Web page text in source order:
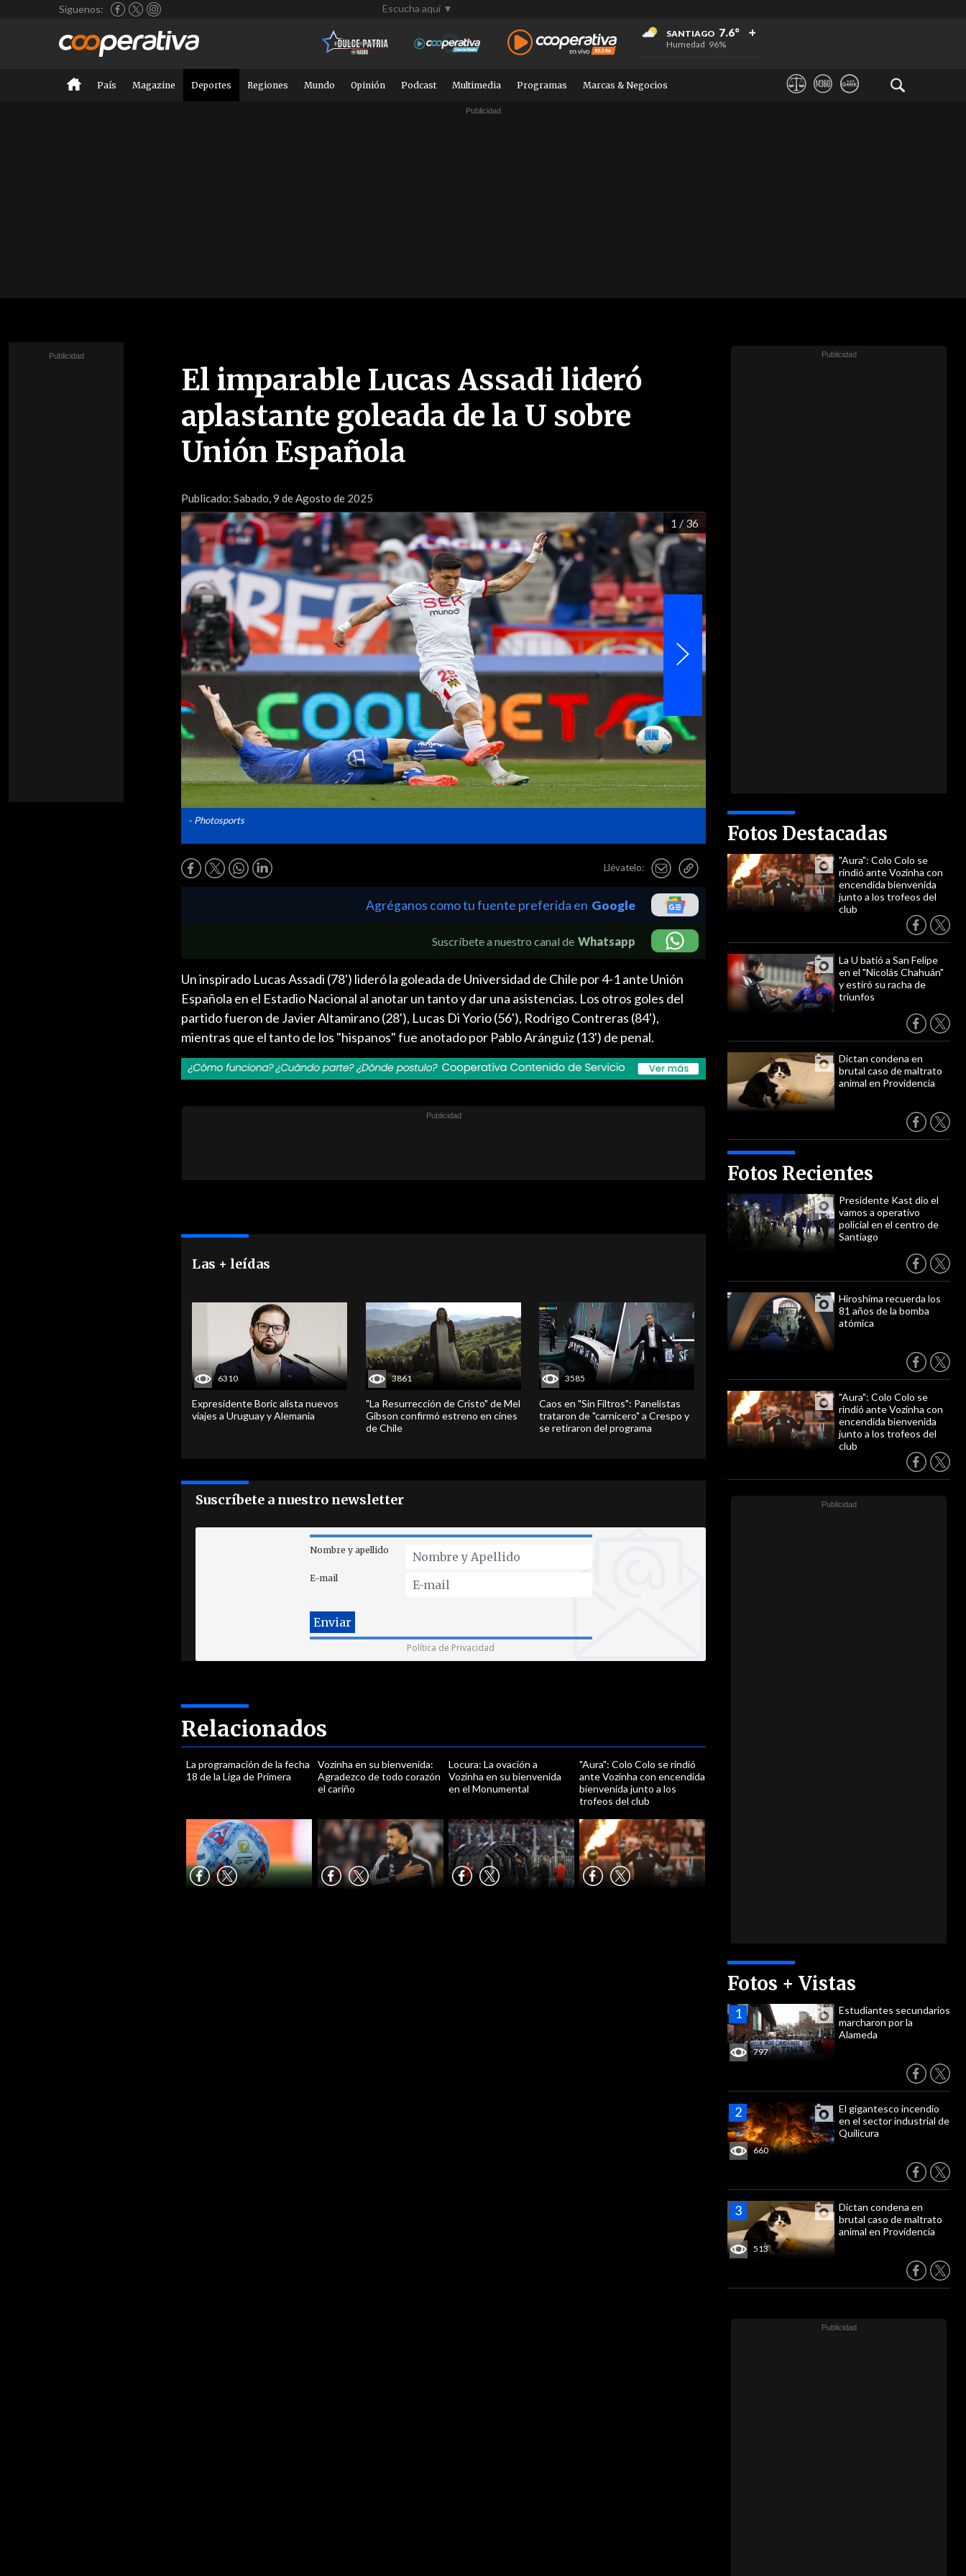
Síguenos: Escucha aquí ▼
SANTIAGO 7.6°
Humedad 96%
+
+
+
País Magazine Deportes Regiones Mundo Opinión Podcast Multimedia Programas Marcas & Negocios
El imparable Lucas Assadi lideró
aplastante goleada de la U sobre
Unión Española
Publicado: Sabado, 9 de Agosto de 2025
1 / 36
- Photosports
Llévatelo:
Fotos Destacadas
"Aura": Colo Colo se
rindió ante Vozinha con
encendida bienvenida
junto a los trofeos del
club
La U batió a San Felipe
en el "Nicolás Chahuán"
y estiró su racha de
triunfos
Dictan condena en
brutal caso de maltrato
animal en Providencia
Fotos Recientes
Presidente Kast dio el
vamos a operativo
policial en el centro de
Santiago
Hiroshima recuerda los
81 años de la bomba
atómica
"Aura": Colo Colo se
rindió ante Vozinha con
encendida bienvenida
junto a los trofeos del
club
Fotos + Vistas
797
Estudiantes secundarios
marcharon por la
Alameda
660
El gigantesco incendio
en el sector industrial de
Quilicura
513
Dictan condena en
brutal caso de maltrato
animal en Providencia
Agréganos como tu fuente preferida en Google
Suscríbete a nuestro canal de Whatsapp
Un inspirado Lucas Assadi (78') lideró la goleada de Universidad de Chile por 4-1 ante Unión
Española en el Estadio Nacional al anotar un tanto y dar una asistencias. Los otros goles del
partido fueron de Javier Altamirano (28'), Lucas Di Yorio (56'), Rodrigo Contreras (84'),
mientras que el tanto de los "hispanos" fue anotado por Pablo Aránguiz (13') de penal.
Las + leídas
6310
Expresidente Boric alista nuevos
viajes a Uruguay y Alemania
3861
"La Resurrección de Cristo" de Mel
Gibson confirmó estreno en cines
de Chile
3585
Caos en "Sin Filtros": Panelistas
trataron de "carnicero" a Crespo y
se retiraron del programa
Suscríbete a nuestro newsletter
Nombre y apellido
E-mail
Política de Privacidad
Relacionados
La programación de la fecha
18 de la Liga de Primera
Vozinha en su bienvenida:
Agradezco de todo corazón
el cariño
Locura: La ovación a
Vozinha en su bienvenida
en el Monumental
"Aura": Colo Colo se rindió
ante Vozinha con encendida
bienvenida junto a los
trofeos del club